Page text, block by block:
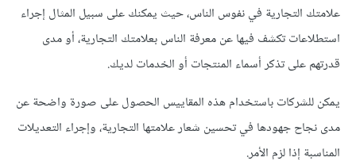
علامتك التجارية في نفوس الناس، حيث يمكنك على سبيل المثال إجراء
استطلاعات تكشف فيها عن معرفة الناس بعلامتك التجارية، أو مدى
قدرتهم على تذكر أسماء المنتجات أو الخدمات لديك.
يمكن للشركات باستخدام هذه المقاييس الحصول على صورة واضحة عن
مدى نجاح جهودها في تحسين شعار علامتها التجارية، وإجراء التعديلات
المناسبة إذا لزم الأمر.